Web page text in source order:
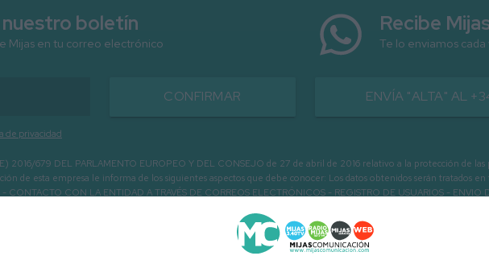
boletín
Mijas en tu correo electrónico
CONFIRMAR
de privacidad
Recibe
Te lo enviamos
ENVÍA "ALTA" AL
2016/679 DEL PARLAMENTO EUROPEO Y DEL CONSEJO de 27 de abril de 2016 relativo a la protección de
de esta empresa le informa de los siguientes aspectos que debe conocer: Los datos obtenidos serán tratados
CON LA ENTIDAD A TRAVÉS DE CORREOS ELECTRÓNICOS - REGISTRO DE USUARIOS -